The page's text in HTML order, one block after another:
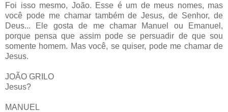
Foi isso mesmo, João. Esse é um de meus nomes, mas
você pode me chamar também de Jesus, de Senhor, de
Deus... Ele gosta de me chamar Manuel ou Emanuel,
porque pensa que assim pode se persuadir de que sou
somente homem. Mas você, se quiser, pode me chamar de
Jesus.
JOÃO GRILO
Jesus?
MANUEL